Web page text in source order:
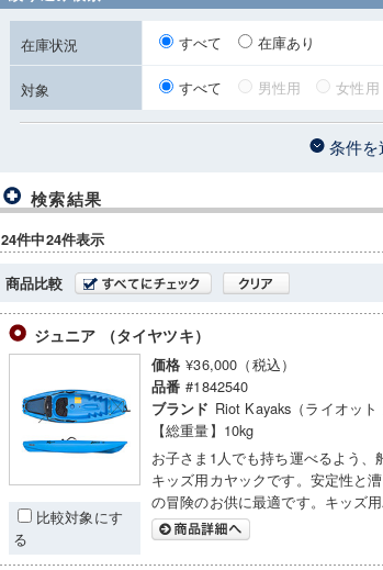
在庫状況 すべて 在庫あり
対象 すべて 男性用 女性用
条件を
検索結果
24件中24件表示
商品比較
ジュニア （タイヤツキ）
比較対象にす
る
価格 ¥36,000（税込）
品番 #1842540
ブランド Riot Kayaks（ライオット
【総重量】10kg
お子さま1人でも持ち運べるよう、
キッズ用カヤックです。安定性と
の冒険のお供に最適です。キッズ用